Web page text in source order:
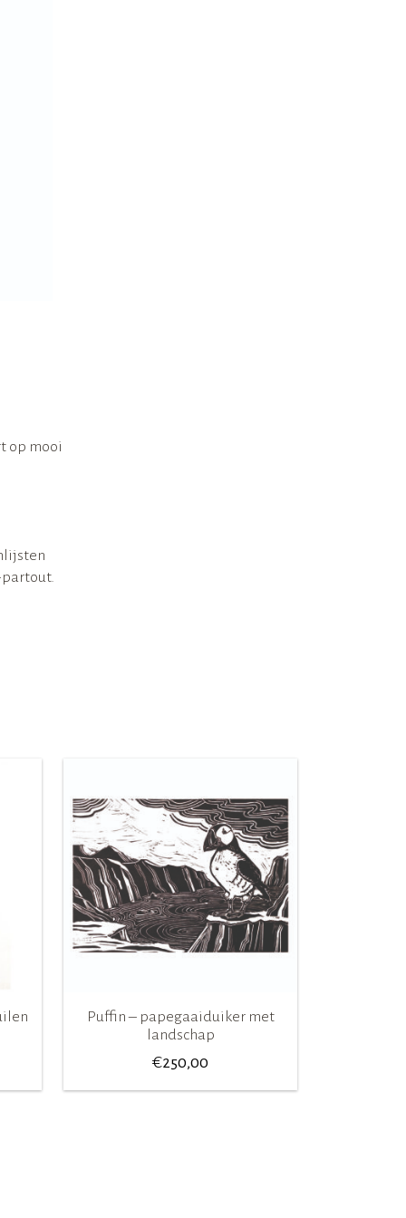
op mooi
Puffin – papegaaiduiker met
landschap
€250,00